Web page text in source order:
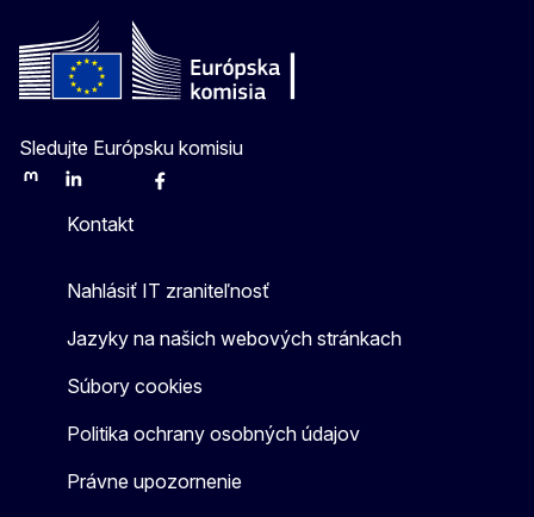
Sledujte Európsku komisiu
MastodonLinkedInBlueskyFacebook
Kontakt
Nahlásiť IT zraniteľnosť
Jazyky na našich webových stránkach
Súbory cookies
Politika ochrany osobných údajov
Právne upozornenie